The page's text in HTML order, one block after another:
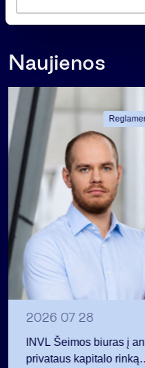
s
Naujienos
2026 07 28
INVL Šeimos biuras į
privataus kapitalo rinką